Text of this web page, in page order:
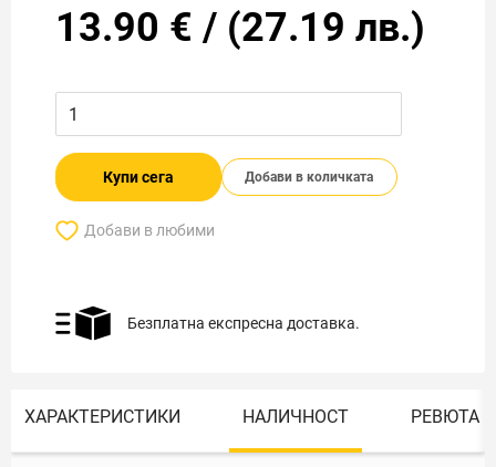
13.90 € / (27.19 лв.)
Купи сега Добави в количката
Добави в любими
Безплатна експресна доставка.
ХАРАКТЕРИСТИКИ НАЛИЧНОСТ РЕВЮТА